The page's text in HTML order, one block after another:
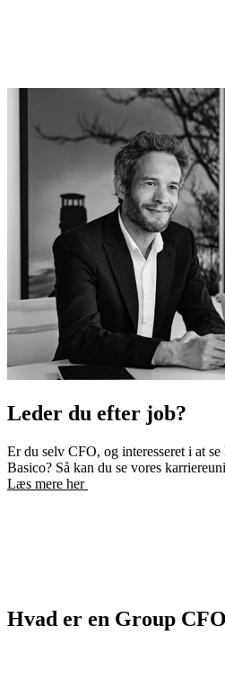
Leder du efter job?
Er du selv CFO, og interesseret i at
Basico? Så kan du se vores
Læs mere her
Hvad er en Group